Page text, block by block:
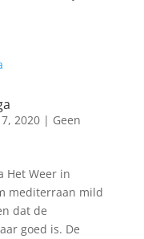
2020| Geen
Het Weer in
mediterraan mild
dat de
goed is. De